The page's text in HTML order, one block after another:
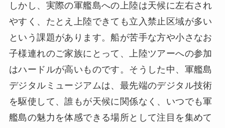
しかし、実際の軍艦島への上陸は天候に左右され
やすく、たとえ上陸できても立入禁止区域が多い
という課題があります。船が苦手な方や小さなお
子様連れのご家族にとって、上陸ツアーへの参加
はハードルが高いものです。そうした中、軍艦島
デジタルミュージアムは、最先端のデジタル技術
を駆使して、誰もが天候に関係なく、いつでも軍
艦島の魅力を体感できる場所として注目を集めて